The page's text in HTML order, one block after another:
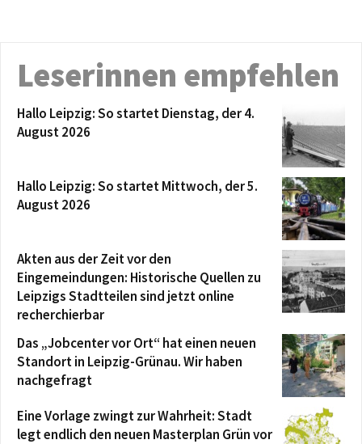
Leserinnen empfehlen
Hallo Leipzig: So startet Dienstag, der 4.
August 2026
Hallo Leipzig: So startet Mittwoch, der 5.
August 2026
Akten aus der Zeit vor den
Eingemeindungen: Historische Quellen zu
Leipzigs Stadtteilen sind jetzt online
recherchierbar
Das „Jobcenter vor Ort“ hat einen neuen
Standort in Leipzig-Grünau. Wir haben
nachgefragt
Eine Vorlage zwingt zur Wahrheit: Stadt
legt endlich den neuen Masterplan Grün vor